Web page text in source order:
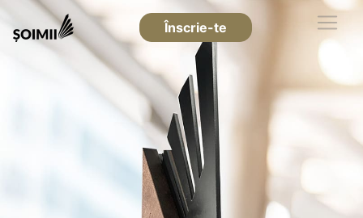
Înscrie-te